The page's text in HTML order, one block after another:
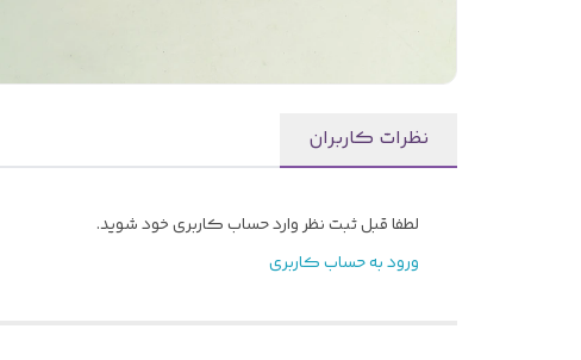
نظرات کاربران
لطفا قبل ثبت نظر وارد حساب کاربری خود شوید.
ورود به حساب کاربری